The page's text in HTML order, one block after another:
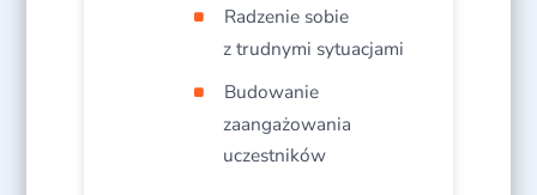
Radzenie sobie
z trudnymi sytuacjami​
Budowanie
zaangażowania
uczestników​